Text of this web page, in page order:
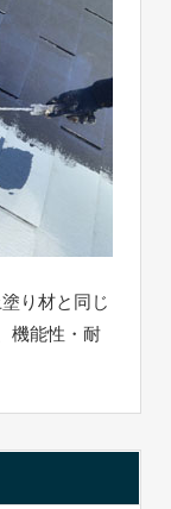
り材と同じ
機能性・耐